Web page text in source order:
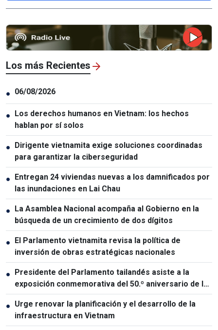
Los más Recientes
● 06/08/2026
● Los derechos humanos en Vietnam: los hechos
hablan por sí solos
● Dirigente vietnamita exige soluciones coordinadas
para garantizar la ciberseguridad
● Entregan 24 viviendas nuevas a los damnificados por
las inundaciones en Lai Chau
● La Asamblea Nacional acompaña al Gobierno en la
búsqueda de un crecimiento de dos dígitos
● El Parlamento vietnamita revisa la política de
inversión de obras estratégicas nacionales
● Presidente del Parlamento tailandés asiste a la
exposición conmemorativa del 50.º aniversario de las
relaciones Vietnam-Tailandia
● Urge renovar la planificación y el desarrollo de la
infraestructura en Vietnam